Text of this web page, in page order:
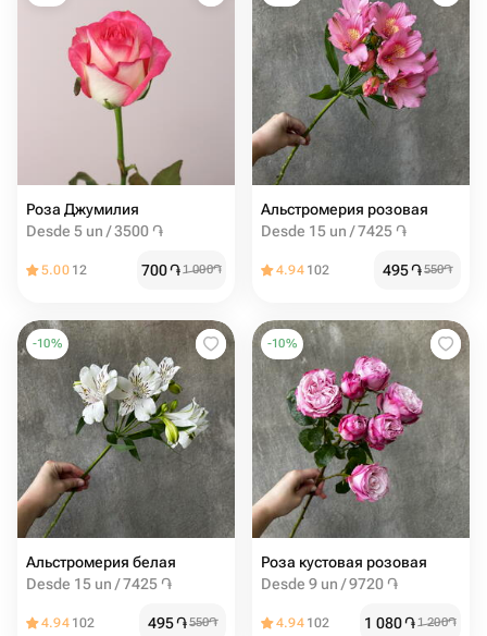
Роза Джумилия
Desde 5 un / 3500 ֏
5.00 12 700֏1 000֏
Альстромерия розовая
Desde 15 un / 7425 ֏
4.94 102 495֏550֏
-10%
Альстромерия белая
Desde 15 un / 7425 ֏
4.94 102 495֏550֏
-10%
Роза кустовая розовая
Desde 9 un / 9720 ֏
4.94 102 1 080֏1 200֏